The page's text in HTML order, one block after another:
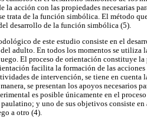
la acción con las propiedades necesarias
trata de la función simbólica. El método
desarrollo de la función simbólica (5).
de este estudio consiste en el
adulto. En todos los momentos se utiliza
El proceso de orientación constituye la
facilita la formación de las
de intervención, se tiene en
se presentan los apoyos
es posible únicamente en el
y uno de sus objetivos consiste
a otro (4).